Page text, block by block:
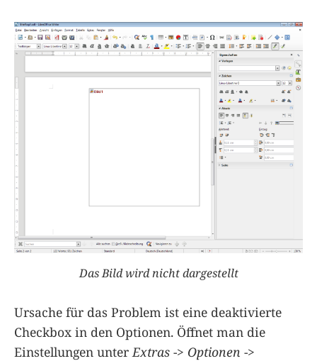
Das Bild wird nicht dargestellt
Ursache für das Problem ist eine deaktivierte
Checkbox in den Optionen. Öffnet man die
Einstellungen unter Extras -> Optionen ->